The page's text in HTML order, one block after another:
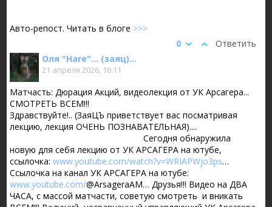
Авто-репост. Читать в блоге >>>
Ответить
0
Оля "Hare"... (заяц)...
21 апреля 2026, 16:11
Матчасть: Дюрация Акций, видеолекция от УК Арсагера...
СМОТРЕТЬ ВСЕМ!!!
Здравствуйте!.. (ЗаяЦЪ приветствует вас посматривая
лекцию, лекция ОЧЕНЬ ПОЗНАВАТЕЛЬНАЯ)....
Сегодня обнаружила
новую для себя лекцию от УК АРСАГЕРА на ютубе,
ссылочка:www.youtube.com/watch?v=WRIAPWjo3ps…
Ссылочка на канал УК АРСАГЕРА на ютубе:
www.youtube.com/@ArsageraAM… Друзья!!! Видео на ДВА
ЧАСА, с массой матчасти, советую смотреть и вникать